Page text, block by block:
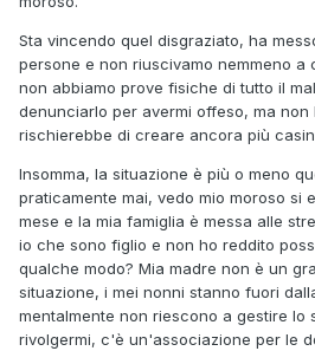
Sta vincendo quel disgraziato, ha
persone e non riuscivamo nemmeno
non abbiamo prove fisiche di tutto il
denunciarlo per avermi offeso, ma non
rischierebbe di creare ancora più
Insomma, la situazione è più o meno
praticamente mai, vedo mio moroso si
mese e la mia famiglia è messa alle
io che sono figlio e non ho reddito
qualche modo? Mia madre non è un
situazione, i mei nonni stanno fuori
mentalmente non riescono a gestire lo
rivolgermi, c'è un'associazione per le